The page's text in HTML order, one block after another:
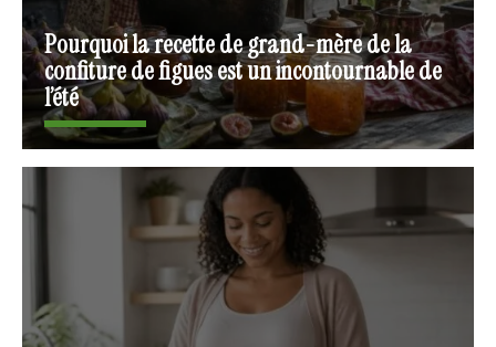
Pourquoi la recette de grand-mère de la
confiture de figues est un incontournable de
l’été